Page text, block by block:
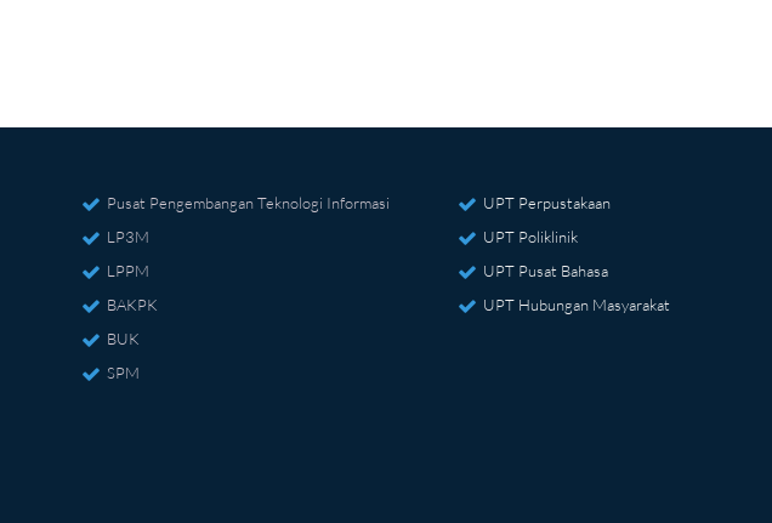
Pusat Pengembangan Teknologi Informasi
LP3M
LPPM
BAKPK
BUK
SPM
UPT Perpustakaan
UPT Poliklinik
UPT Pusat Bahasa
UPT Hubungan Masyarakat